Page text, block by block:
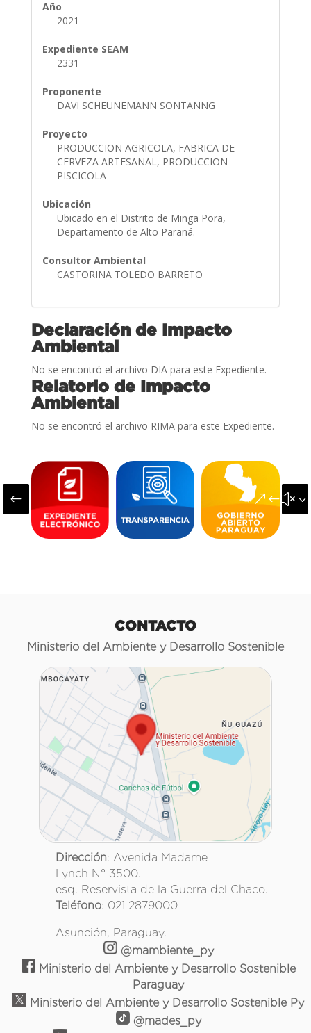
Año
2021
Expediente SEAM
2331
Proponente
DAVI SCHEUNEMANN SONTANNG
Proyecto
PRODUCCION AGRICOLA, FABRICA DE
CERVEZA ARTESANAL, PRODUCCION
PISCICOLA
Ubicación
Ubicado en el Distrito de Minga Pora,
Departamento de Alto Paraná.
Consultor Ambiental
CASTORINA TOLEDO BARRETO
Declaración de Impacto
Ambiental
No se encontró el archivo DIA para este Expediente.
Relatorio de Impacto
Ambiental
No se encontró el archivo RIMA para este Expediente.
#
CONTACTO
Ministerio del Ambiente y Desarrollo Sostenible
Dirección: Avenida Madame
Lynch N° 3500.
esq. Reservista de la Guerra del Chaco.
Teléfono: 021 2879000
Asunción, Paraguay.
@mambiente_py
Ministerio del Ambiente y Desarrollo Sostenible
Paraguay
Ministerio del Ambiente y Desarrollo Sostenible Py
@mades_py